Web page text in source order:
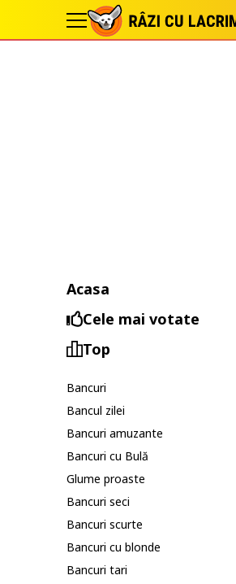
Acasa
Cele mai votate
Top
Bancuri
Bancul zilei
Bancuri amuzante
Bancuri cu Bulă
Glume proaste
Bancuri seci
Bancuri scurte
Bancuri cu blonde
Bancuri tari